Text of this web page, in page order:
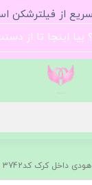
از فیلترشکن
بیا اینجا تا از
هودی داخل کرک کد3742